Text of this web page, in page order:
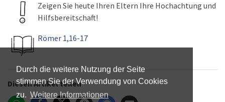
Durch die weitere Nutzung der Seite
stimmen Sie der Verwendung von Cookies
zu. Weitere Informationen
Zeigen Sie heute Ihren Eltern Ihre Hochachtung und
Hilfsbereitschaft!
Römer 1,16-17
Diesen Artikel teilen